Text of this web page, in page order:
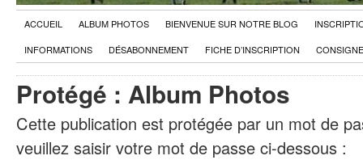
ACCUEIL ALBUM PHOTOS BIENVENUE SUR NOTRE BLOG
INFORMATIONS
DÉSABONNEMENT FICHE D’INSCRIPTION
Protégé : Album Photos
Cette publication est protégée par un mot de
veuillez saisir votre mot de passe ci-dessous :